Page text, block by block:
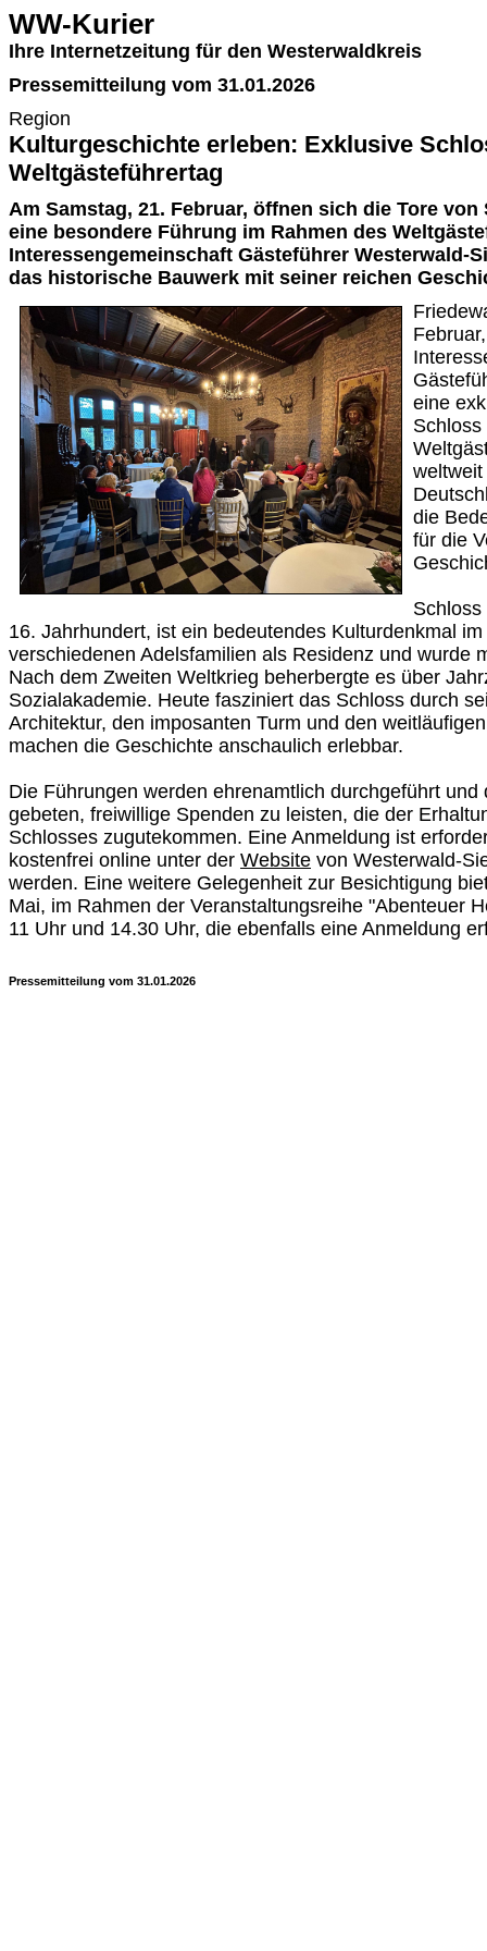
WW-Kurier
Ihre Internetzeitung für den Westerwaldkreis
Pressemitteilung vom 31.01.2026
Region
Kulturgeschichte erleben: Exklusive
Weltgästeführertag
Am Samstag, 21. Februar, öffnen sich die Tore
eine besondere Führung im Rahmen des
Interessengemeinschaft Gästeführer Westerwald-
das historische Bauwerk mit seiner reichen
eine
die
für die
16. Jahrhundert, ist ein bedeutendes Kulturdenkmal
verschiedenen Adelsfamilien als Residenz und wurde
Nach dem Zweiten Weltkrieg beherbergte es über
Sozialakademie. Heute fasziniert das Schloss durch
Architektur, den imposanten Turm und den
machen die Geschichte anschaulich erlebbar.
Die Führungen werden ehrenamtlich durchgeführt und
gebeten, freiwillige Spenden zu leisten, die der
Schlosses zugutekommen. Eine Anmeldung ist
kostenfrei online unter der Website von Westerwald-
werden. Eine weitere Gelegenheit zur Besichtigung
Mai, im Rahmen der Veranstaltungsreihe "Abenteuer
11 Uhr und 14.30 Uhr, die ebenfalls eine Anmeldung
Pressemitteilung vom 31.01.2026